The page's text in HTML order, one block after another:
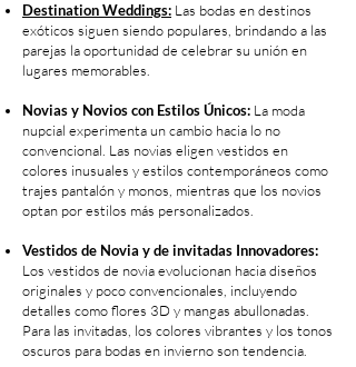
Destination Weddings: Las bodas en destinos
exóticos siguen siendo populares, brindando a las
parejas la oportunidad de celebrar su unión en
lugares memorables.
Novias y Novios con Estilos Únicos: La moda
nupcial experimenta un cambio hacia lo no
convencional. Las novias eligen vestidos en
colores inusuales y estilos contemporáneos como
trajes pantalón y monos, mientras que los novios
optan por estilos más personalizados.
Vestidos de Novia y de invitadas Innovadores:
Los vestidos de novia evolucionan hacia diseños
originales y poco convencionales, incluyendo
detalles como flores 3D y mangas abullonadas.
Para las invitadas, los colores vibrantes y los tonos
oscuros para bodas en invierno son tendencia.